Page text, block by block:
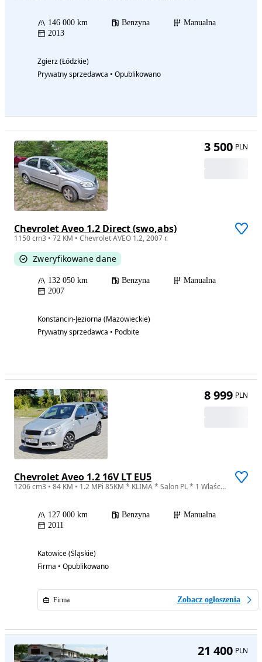
146 000 km Benzyna
Manualna
2013
Zgierz (Łódzkie)
Prywatny sprzedawca • Opublikowano
Chevrolet Aveo 1.2 Direct (swo,abs)
1150 cm3 • 72 KM • Chevrolet AVEO 1.2, 2007 r.
Zweryfikowane dane
132 050 km Benzyna
Manualna
2007
Konstancin-Jeziorna (Mazowieckie)
Prywatny sprzedawca • Podbite
3 500 PLN
Chevrolet Aveo 1.2 16V LT EU5
1206 cm3 • 84 KM • 1.2 MPi 85KM * KLIMA * Salon PL * 1 Właściciel * Stan Super * 2011r *
127 000 km Benzyna
Manualna
2011
Katowice (Śląskie)
Firma • Opublikowano
Firma Zobacz ogłoszenia
8 999 PLN
21 400 PLN